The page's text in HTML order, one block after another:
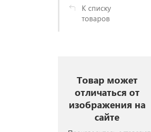
К списку
товаров
Товар может
отличаться от
изображения на
сайте